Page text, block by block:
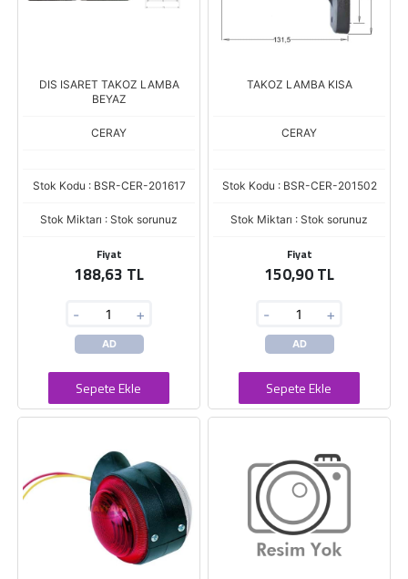
DIS ISARET TAKOZ LAMBA
BEYAZ
CERAY
Stok Kodu : BSR-CER-201617
Stok Miktarı : Stok sorunuz
Fiyat
188,63 TL
- +
AD
Sepete Ekle
TAKOZ LAMBA KISA
CERAY
Stok Kodu : BSR-CER-201502
Stok Miktarı : Stok sorunuz
Fiyat
150,90 TL
- +
AD
Sepete Ekle